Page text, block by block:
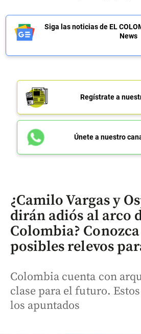
Siga las noticias de EL
News
Regístrate a
Únete a nuestro
¿Camilo Vargas y
dirán adiós al arco
Colombia?
posibles relevos
Colombia cuenta con
clase para el futuro.
los apuntados